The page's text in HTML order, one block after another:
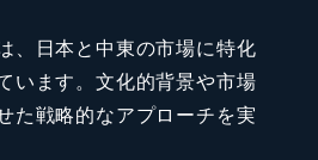
、日本と中東の市場に特化
います。文化的背景や市場
た戦略的なアプローチを実